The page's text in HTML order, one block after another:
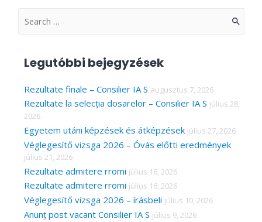
S
c
h
f
r
:
Legutóbbi bejegyzések
Rezultate finale – Consilier IA S augusztus 7, 2026
Rezultate la selecția dosarelor – Consilier IA S július 28,
2026
Egyetem utáni képzések és átképzések július 27, 2026
Véglegesítő vizsga 2026 – Óvás előtti eredmények
július 21, 2026
Rezultate admitere rromi július 16, 2026
Rezultate admitere rromi július 16, 2026
Véglegesítő vizsga 2026 – írásbeli július 10, 2026
Anunț post vacant Consilier IA S július 9, 2026